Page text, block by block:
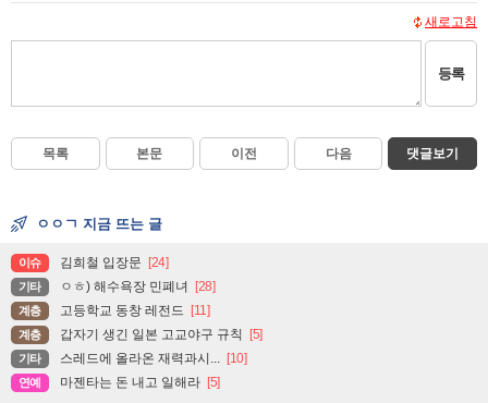
새로고침
등록
목록 본문 이전 다음 댓글보기
ㅇㅇㄱ 지금 뜨는 글
이슈 김희철 입장문 [24]
기타 ㅇㅎ) 해수욕장 민폐녀 [28]
계층 고등학교 동창 레전드 [11]
계층 갑자기 생긴 일본 고교야구 규칙 [5]
기타 스레드에 올라온 재력과시... [10]
연예 마젠타는 돈 내고 일해라 [5]